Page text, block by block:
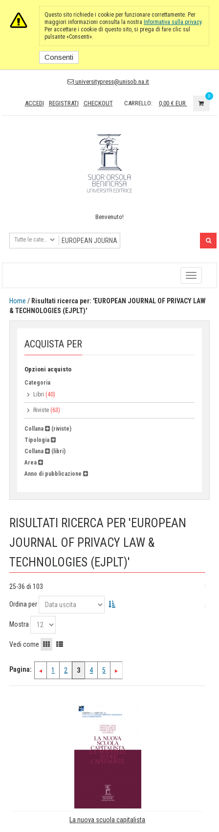
Questo sito richiede i cookie per funzionare correttamente. Per
maggiori informazioni consulta la nostra Informativa sulla privacy.
Per accettare i cookie di questo sito, si prega di fare clic sul
pulsante «Consenti».
Consenti
universitypress@unisob.na.it
ACCEDI REGISTRATI CHECKOUT CARRELLO: 0,00 € EUR
0
Benvenuto!
Toggle
navigation
Home / Risultati ricerca per: 'EUROPEAN JOURNAL OF PRIVACY LAW
& TECHNOLOGIES (EJPLT)'
ACQUISTA PER
Opzioni acquisto
Categoria
Libri (40)
Riviste (63)
Collana
(riviste)
Tipologia
Collana
(libri)
Area
Anno di pubblicazione
RISULTATI RICERCA PER 'EUROPEAN
JOURNAL OF PRIVACY LAW &
TECHNOLOGIES (EJPLT)'
25-36 di 103
Ordina per
Mostra
Vedi come
Pagina: 1 2 3 4 5
La nuova scuola capitalista